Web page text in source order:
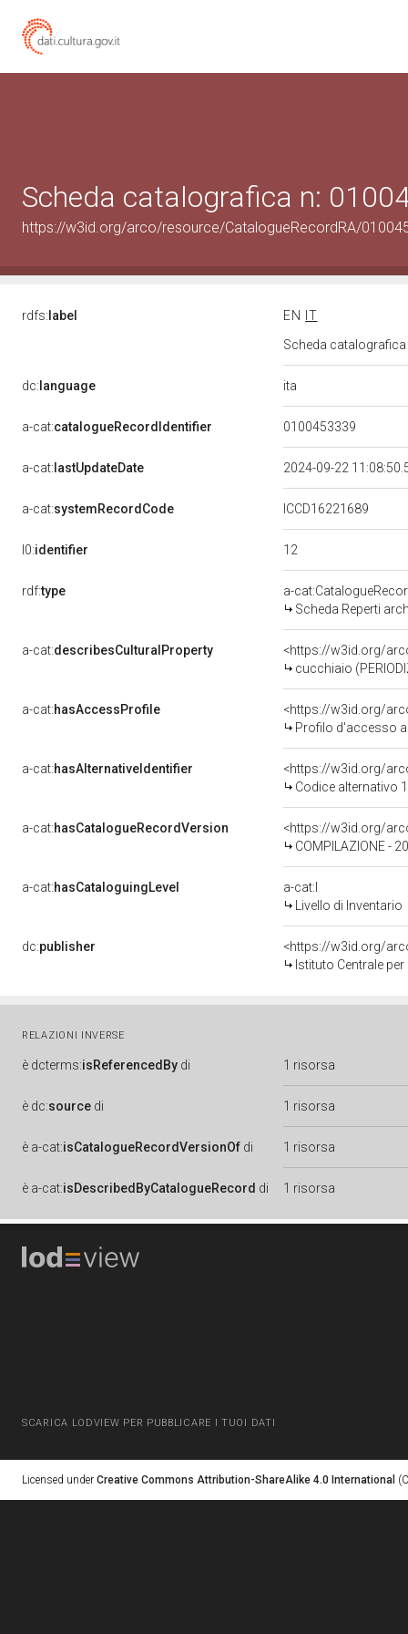
Scheda catalografica n:
https://w3id.org/arco/resource/CatalogueRecordRA/
rdfs: label EN
IT
Scheda
dc: language ita
a-cat:catalogueRecordIdentifier 0100453339
a-cat: lastUpdateDate 2024-09-22
a-cat:systemRecordCode ICCD16221689
l0:identifier 12
rdf:type
a-
Scheda Reperti
a-cat:describesCulturalProperty
<https://w3id.org/
cucchiaio
a-cat:hasAccessProfile
<https://w3id.org/
Profilo d'accesso
a-cat:hasAlternativeIdentifier
<https://w3id.org/
Codice alternativo
a-cat:hasCatalogueRecordVersion
<https://w3id.org/
COMPILAZIONE -
a-cat:hasCataloguingLevel
a-cat:I
Livello di Inventario
dc:publisher
<https://w3id.org/
Istituto Centrale
RELAZIONI INVERSE
è dcterms:isReferencedBy di 1 risorsa
è dc:source di 1 risorsa
è a-cat:isCatalogueRecordVersionOf di 1 risorsa
è a-cat:isDescribedByCatalogueRecord di 1 risorsa
SCARICA LODVIEW PER PUBBLICARE I TUOI DATI
Licensed under Creative Commons Attribution-ShareAlike 4.0 International